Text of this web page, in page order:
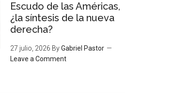
Escudo de las Américas,
¿la síntesis de la nueva
derecha?
27 julio, 2026 ByGabriel Pastor
Leave a Comment